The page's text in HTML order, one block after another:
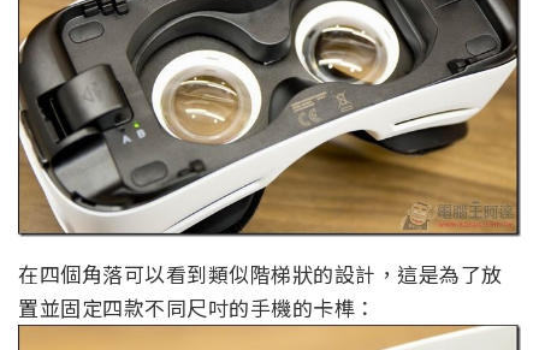
在四個角落可以看到類似階梯狀的設計，這是為了放
置並固定四款不同尺吋的手機的卡榫：